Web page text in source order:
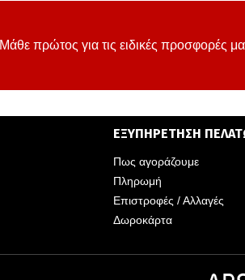
Μάθε πρώτος για τις ειδικές προσφορές
ΕΞΥΠΗΡΕΤΗΣΗ
Πως αγοράζουμε
Πληρωμή
Επιστροφές / Αλλαγές
Δωροκάρτα